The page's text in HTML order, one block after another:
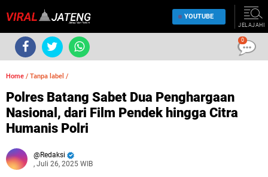
YOUTUBE
JELAJAHI
Home / Tanpa label /
Polres Batang Sabet Dua Penghargaan
Nasional, dari Film Pendek hingga Citra
Humanis Polri
Redaksi
, Juli 26, 2025 WIB
0